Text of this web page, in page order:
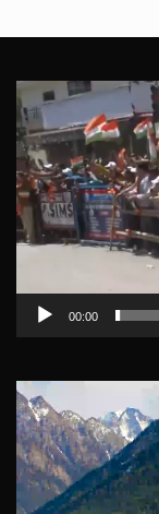
Video
Player
00:00
Video
Player